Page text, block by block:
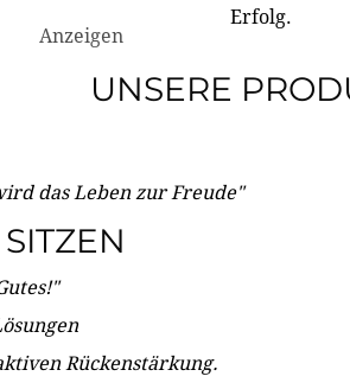
Erfolg.
Anzeigen
UNSERE
das Leben zur Freude"
Rückenstärkung.